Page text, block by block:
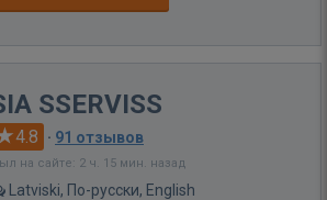
SSERVISS
4.8 · 91 отзывов
на сайте: 2 ч. 15 мин. назад
Latviski, По-русски, English